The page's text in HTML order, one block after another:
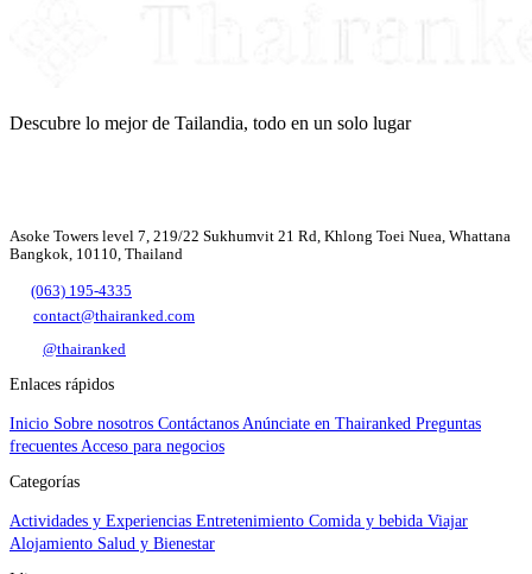
Descubre lo mejor de Tailandia, todo en un solo lugar
Asoke Towers level 7, 219/22 Sukhumvit 21 Rd, Khlong Toei Nuea, Whattana
Bangkok, 10110, Thailand
(063) 195-4335
contact@thairanked.com
@thairanked
Enlaces rápidos
Inicio Sobre nosotros Contáctanos Anúnciate en Thairanked Preguntas
frecuentes Acceso para negocios
Categorías
Actividades y Experiencias Entretenimiento Comida y bebida Viajar
Alojamiento Salud y Bienestar